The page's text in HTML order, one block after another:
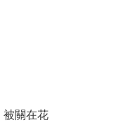
被關在花